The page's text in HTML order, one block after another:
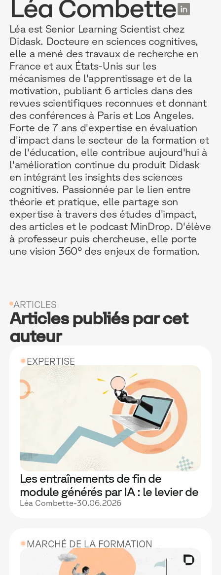
NOS
FORCES DE
CONFORMITÉ
RELATIONS
CLIENTS &
LOGICIELS
POURQUOI
TECHNOLOGIE
MANIFESTE
TÉMOIGNAGES
INTÉGRATIONS
BLOG
GUIDES
RECHERCHE
Léa Combette
Léa est Senior Learning Scientist chez
Didask. Docteure en sciences cognitives,
elle a mené des travaux de recherche en
France et aux États-Unis sur les
mécanismes de l'apprentissage et de la
motivation, publiant 6 articles dans des
revues scientifiques reconnues et donnant
des conférences à Paris et Los Angeles.
Forte de 7 ans d'expertise en évaluation
d'impact dans le secteur de la formation et
de l'éducation, elle contribue aujourd'hui à
l'amélioration continue du produit Didask
en intégrant les insights des sciences
cognitives. Passionnée par le lien entre
théorie et pratique, elle partage son
expertise à travers des études d'impact,
des articles et le podcast MinDrop. D'élève
à professeur puis chercheuse, elle porte
une vision 360° des enjeux de formation.
ARTICLES
Articles publiés par cet
auteur
EXPERTISE
Les entraînements de fin de
module générés par IA : le levier de
performance que vos formations
Léa Combette-30.06.2026
MARCHÉ DE LA FORMATION